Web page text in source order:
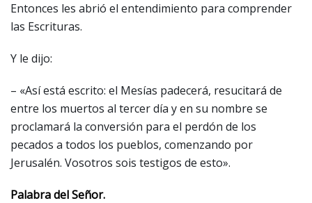
Entonces les abrió el entendimiento para comprender
las Escrituras.
Y le dijo:
– «Así está escrito: el Mesías padecerá, resucitará de
entre los muertos al tercer día y en su nombre se
proclamará la conversión para el perdón de los
pecados a todos los pueblos, comenzando por
Jerusalén. Vosotros sois testigos de esto».
Palabra del Señor.